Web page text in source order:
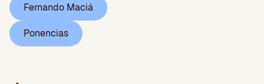
Fernando Maciá
Ponencias